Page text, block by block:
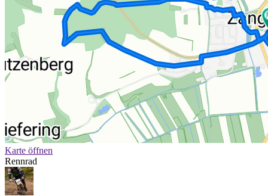
Karte öffnen
Rennrad